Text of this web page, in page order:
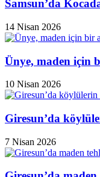
Samsun’da
14 Nisan 2026
Ünye, maden için
10 Nisan 2026
Giresun’da
7 Nisan 2026